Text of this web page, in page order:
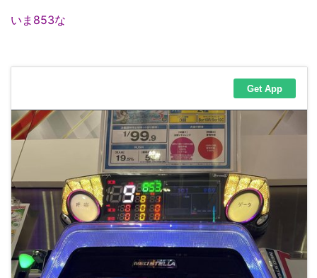
いま853な